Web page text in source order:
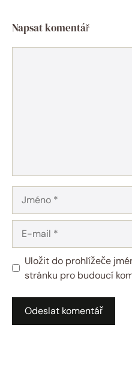
Napsat komentář
mail
Uložit do prohlížeče
stránku pro budoucí